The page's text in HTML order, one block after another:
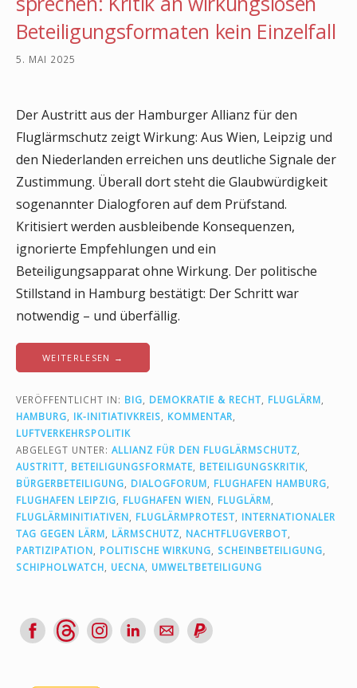
Beteiligungsformaten kein Einzelfall
5. MAI 2025
Der Austritt aus der Hamburger Allianz für den
Fluglärmschutz zeigt Wirkung: Aus Wien, Leipzig und
den Niederlanden erreichen uns deutliche Signale der
Zustimmung. Überall dort steht die Glaubwürdigkeit
sogenannter Dialogforen auf dem Prüfstand.
Kritisiert werden ausbleibende Konsequenzen,
ignorierte Empfehlungen und ein
Beteiligungsapparat ohne Wirkung. Der politische
Stillstand in Hamburg bestätigt: Der Schritt war
notwendig – und überfällig.
WEITERLESEN →
VERÖFFENTLICHT IN: BIG DEMOKRATIE & RECHT FLUGLÄRM
HAMBURG
IK-INITIATIVKREIS KOMMENTAR
LUFTVERKEHRSPOLITIK
ABGELEGT UNTER: ALLIANZ FÜR DEN FLUGLÄRMSCHUTZ
AUSTRITT
BETEILIGUNGSFORMATE BETEILIGUNGSKRITIK
BÜRGERBETEILIGUNG
DIALOGFORUM FLUGHAFEN HAMBURG
FLUGHAFEN LEIPZIG
FLUGHAFEN WIEN FLUGLÄRM
FLUGLÄRMINITIATIVEN
FLUGLÄRMPROTEST
INTERNATIONALER
TAG GEGEN LÄRM
LÄRMSCHUTZ NACHTFLUGVERBOT
PARTIZIPATION
POLITISCHE WIRKUNG SCHEINBETEILIGUNG
SCHIPHOLWATCH
UECNA UMWELTBETEILIGUNG